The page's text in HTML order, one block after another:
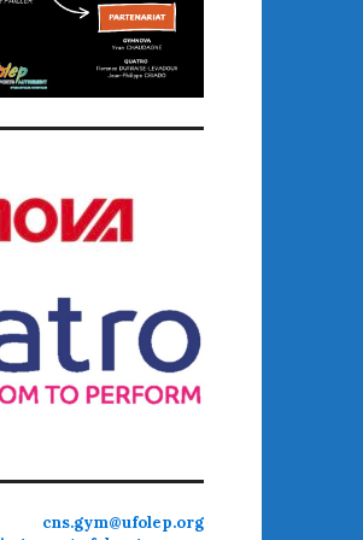
cns.gym@ufolep.org